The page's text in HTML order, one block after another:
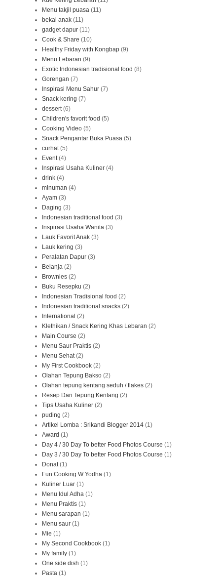
Menu takjil puasa (11)
bekal anak (11)
gadget dapur (11)
Cook & Share (10)
Healthy Friday with Kongbap (9)
Menu Lebaran (9)
Exotic Indonesian tradisional food (8)
Gorengan (7)
Inspirasi Menu Sahur (7)
Snack kering (7)
dessert (6)
Children's favorit food (5)
Cooking Video (5)
Snack Pengantar Buka Puasa (5)
curhat (5)
Event (4)
Inspirasi Usaha Kuliner (4)
drink (4)
minuman (4)
Ayam (3)
Daging (3)
Indonesian traditional food (3)
Inspirasi Usaha Wanita (3)
Lauk Favorit Anak (3)
Lauk kering (3)
Peralatan Dapur (3)
Belanja (2)
Brownies (2)
Buku Resepku (2)
Indonesian Tradisional food (2)
Indonesian traditional snacks (2)
International (2)
Klethikan / Snack Kering Khas Lebaran (2)
Main Course (2)
Menu Saur Praktis (2)
Menu Sehat (2)
My First Cookbook (2)
Olahan Tepung Bakso (2)
Olahan tepung kentang seduh / flakes (2)
Resep Dari Tepung Kentang (2)
Tips Usaha Kuliner (2)
puding (2)
Artikel Lomba : Srikandi Blogger 2014 (1)
Award (1)
Day 4 / 30 Day To better Food Photos Course (1)
Day 3 / 30 Day To better Food Photos Course (1)
Donat (1)
Fun Cooking W Yodha (1)
Kuliner Luar (1)
Menu Idul Adha (1)
Menu Praktis (1)
Menu sarapan (1)
Menu saur (1)
Mie (1)
My Second Cookbook (1)
My family (1)
One side dish (1)
Pasta (1)